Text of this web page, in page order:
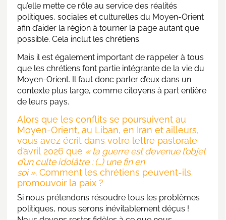
qu’elle mette ce rôle au service des réalités
politiques, sociales et culturelles du Moyen-Orient
afin d’aider la région à tourner la page autant que
possible. Cela inclut les chrétiens.
Mais il est également important de rappeler à tous
que les chrétiens font partie intégrante de la vie du
Moyen-Orient. Il faut donc parler d’eux dans un
contexte plus large, comme citoyens à part entière
de leurs pays.
Alors que les conflits se poursuivent au
Moyen-Orient, au Liban, en Iran et ailleurs,
vous avez écrit dans votre lettre pastorale
d’avril 2026 que « la guerre est devenue l’objet
d’un culte idolâtre : (…) une fin en
soi ». Comment les chrétiens peuvent-ils
promouvoir la paix ?
Si nous prétendons résoudre tous les problèmes
politiques, nous serons inévitablement déçus !